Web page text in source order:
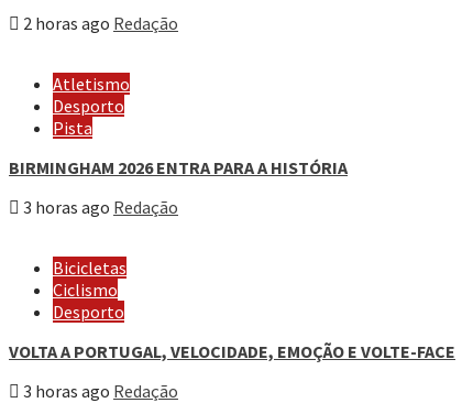
2 horas ago Redação
Atletismo
Desporto
Pista
BIRMINGHAM 2026 ENTRA PARA A HISTÓRIA
3 horas ago Redação
Bicicletas
Ciclismo
Desporto
VOLTA A PORTUGAL, VELOCIDADE, EMOÇÃO E VOLTE-FACE
3 horas ago Redação